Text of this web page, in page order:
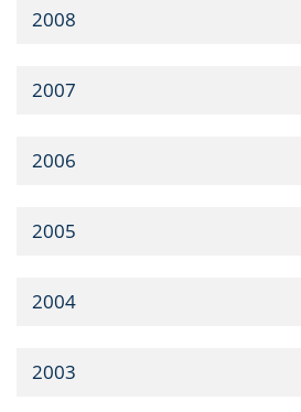
2008
2007
2006
2005
2004
2003